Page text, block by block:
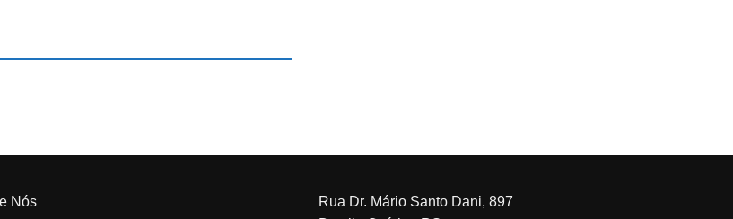
Nós
Rua Dr. Mário Santo Dani, 897